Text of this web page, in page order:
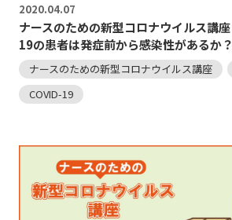
2020.04.07
ナースのための新型コロナウイルス講
19の患者は発症前から感染性があるか？
ナースのための新型コロナウイルス講座
COVID-19